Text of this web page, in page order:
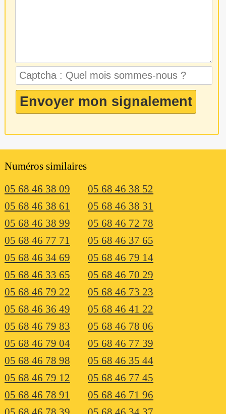
Numéros similaires
05 68 46 38 09
05 68 46 38 52
05 68 46 38 61
05 68 46 38 31
05 68 46 38 99
05 68 46 72 78
05 68 46 77 71
05 68 46 37 65
05 68 46 34 69
05 68 46 79 14
05 68 46 33 65
05 68 46 70 29
05 68 46 79 22
05 68 46 73 23
05 68 46 36 49
05 68 46 41 22
05 68 46 79 83
05 68 46 78 06
05 68 46 79 04
05 68 46 77 39
05 68 46 78 98
05 68 46 35 44
05 68 46 79 12
05 68 46 77 45
05 68 46 78 91
05 68 46 71 96
05 68 46 78 39
05 68 46 34 37